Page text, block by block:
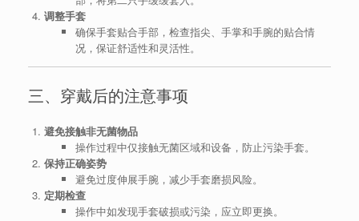
调整手套
确保手套贴合手部，检查指尖、手掌和手腕的贴合情
况，保证舒适性和灵活性。
三、穿戴后的注意事项
避免接触非无菌物品
操作过程中仅接触无菌区域和设备，防止污染手套。
保持正确姿势
避免过度伸展手腕，减少手套磨损风险。
定期检查
操作中如发现手套破损或污染，应立即更换。